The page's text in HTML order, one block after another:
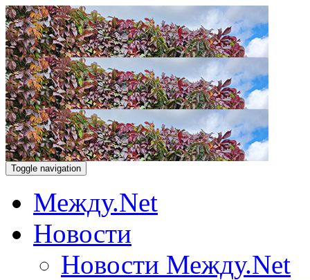
Toggle navigation
Между.Net
Новости
Новости Между.Net